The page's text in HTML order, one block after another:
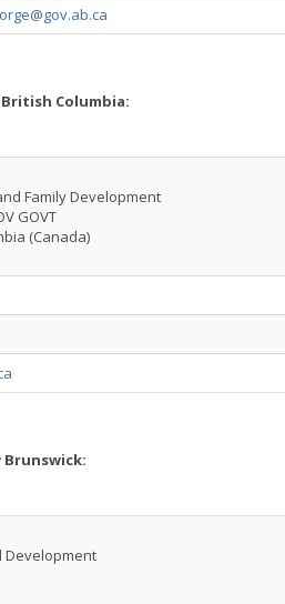
Columbia:
Family Development
GOVT
(Canada)
Development